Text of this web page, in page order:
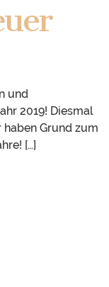
und
2019! Diesmal
Grund zum
[…]